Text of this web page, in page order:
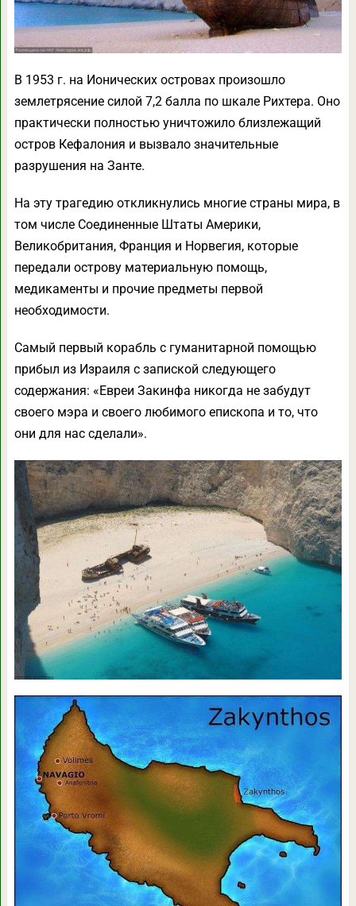
В 1953 г. на Ионических островах произошло
землетрясение силой 7,2 балла по шкале Рихтера. Оно
практически полностью уничтожило близлежащий
остров Кефалония и вызвало значительные
разрушения на Занте.
На эту трагедию откликнулись многие страны мира, в
том числе Соединенные Штаты Америки,
Великобритания, Франция и Норвегия, которые
передали острову материальную помощь,
медикаменты и прочие предметы первой
необходимости.
Самый первый корабль с гуманитарной помощью
прибыл из Израиля с запиской следующего
содержания: «Евреи Закинфа никогда не забудут
своего мэра и своего любимого епископа и то, что
они для нас сделали».